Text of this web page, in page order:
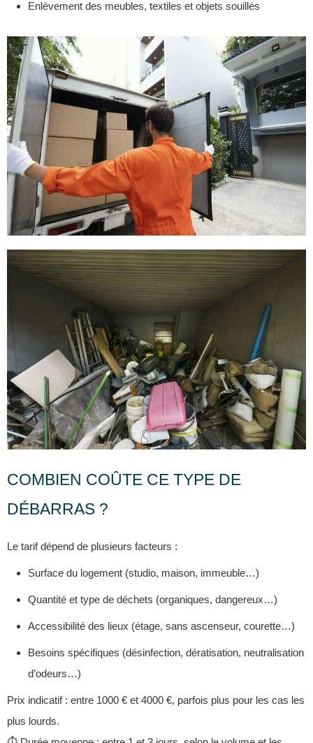
Enlèvement des meubles, textiles et objets souillés
COMBIEN COÛTE CE TYPE DE
DÉBARRAS ?
Le tarif dépend de plusieurs facteurs :
Surface du logement (studio, maison, immeuble…)
Quantité et type de déchets (organiques, dangereux…)
Accessibilité des lieux (étage, sans ascenseur, courette…)
Besoins spécifiques (désinfection, dératisation, neutralisation
d’odeurs…)
Prix indicatif : entre 1000 € et 4000 €, parfois plus pour les cas les
plus lourds.